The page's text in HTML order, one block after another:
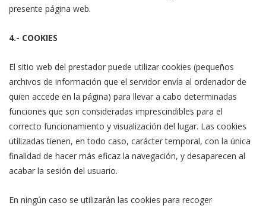
presente página web.
4.- COOKIES
El sitio web del prestador puede utilizar cookies (pequeños
archivos de información que el servidor envía al ordenador de
quien accede en la página) para llevar a cabo determinadas
funciones que son consideradas imprescindibles para el
correcto funcionamiento y visualización del lugar. Las cookies
utilizadas tienen, en todo caso, carácter temporal, con la única
finalidad de hacer más eficaz la navegación, y desaparecen al
acabar la sesión del usuario.
En ningún caso se utilizarán las cookies para recoger